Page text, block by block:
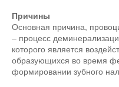
Причины
Основная причина,
– процесс
которого является
образующихся во время
формировании зубного